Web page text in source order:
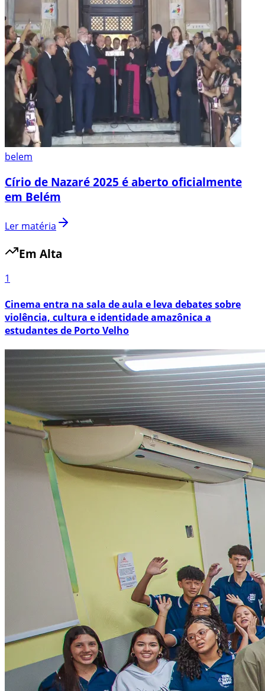
belem
Círio de Nazaré 2025 é aberto oficialmente
em Belém
Ler matéria
Em Alta
1
Cinema entra na sala de aula e leva debates sobre
violência, cultura e identidade amazônica a
estudantes de Porto Velho